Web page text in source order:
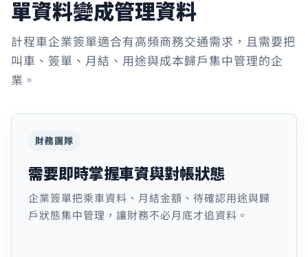
單資料變成管理資料
計程車企業簽單適合有高頻商務交通需求，且需要把
叫車、簽單、月結、用途與成本歸戶集中管理的企
業。
財務團隊
需要即時掌握車資與對帳狀態
企業簽單把乘車資料、月結金額、待確認用途與歸
戶狀態集中管理，讓財務不必月底才追資料。